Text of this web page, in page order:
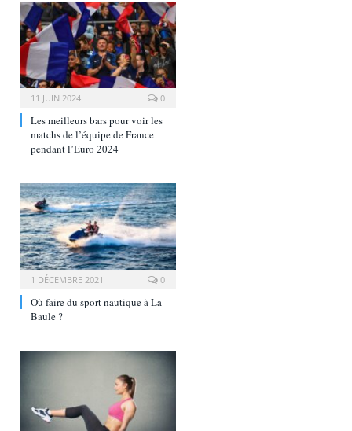
11 JUIN 2024 0
Les meilleurs bars pour voir les
matchs de l’équipe de France
pendant l’Euro 2024
1 DÉCEMBRE 2021 0
Où faire du sport nautique à La
Baule ?